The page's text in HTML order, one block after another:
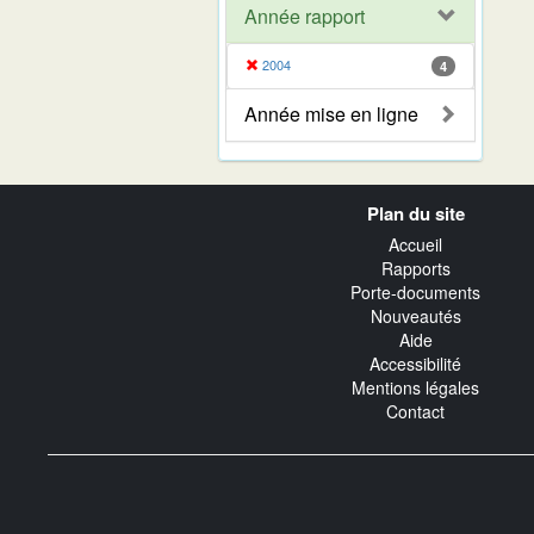
Année rapport
2004 4
Année mise en ligne
Plan du site
Accueil
Rapports
Porte-documents
Nouveautés
Aide
Accessibilité
Mentions légales
Contact